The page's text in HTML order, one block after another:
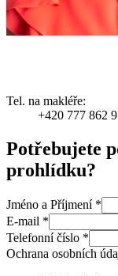
Tel. na makléře:
+420 777 862
Potřebujete
prohlídku?
Jméno a Příjmení *
E-mail *
Telefonní číslo *
Ochrana osobních